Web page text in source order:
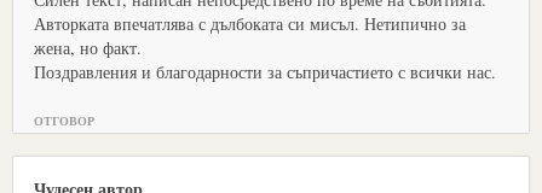
Авторката впечатлява с дълбоката си мисъл. Нетипично за
жена, но факт.
Поздравления и благодарности за съпричастието с всички нас.
ОТГОВОР